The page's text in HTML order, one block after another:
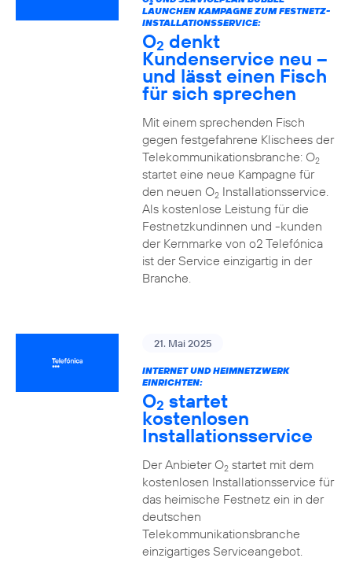
2
LAUNCHEN KAMPAGNE ZUM FESTNETZ-
INSTALLATIONSSERVICE:
O2 denkt
Kundenservice neu –
und lässt einen Fisch
für sich sprechen
Mit einem sprechenden Fisch
gegen festgefahrene Klischees der
Telekommunikationsbranche: O2
startet eine neue Kampagne für
den neuen O2Installationsservice.
Als kostenlose Leistung für die
Festnetzkundinnen und -kunden
der Kernmarke von o2 Telefónica
ist der Service einzigartig in der
Branche.
21. Mai 2025
INTERNET UND HEIMNETZWERK
EINRICHTEN:
O2 startet
kostenlosen
Installationsservice
Der Anbieter O2startet mit dem
kostenlosen Installationsservice für
das heimische Festnetz ein in der
deutschen
Telekommunikationsbranche
einzigartiges Serviceangebot.